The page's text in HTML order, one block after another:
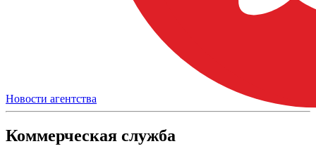
Новости агентства
Коммерческая служба